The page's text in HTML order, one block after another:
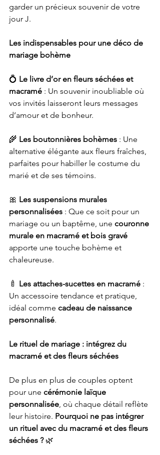
garder un précieux souvenir de votre
jour J.
Les indispensables pour une déco de
mariage bohème
💍 Le livre d’or en fleurs séchées et
macramé : Un souvenir inoubliable où
vos invités laisseront leurs messages
d’amour et de bonheur.
🌾 Les boutonnières bohèmes : Une
alternative élégante aux fleurs fraîches,
parfaites pour habiller le costume du
marié et de ses témoins.
🎀 Les suspensions murales
personnalisées : Que ce soit pour un
mariage ou un baptême, une couronne
murale en macramé et bois gravé
apporte une touche bohème et
chaleureuse.
🍼 Les attaches-sucettes en macramé :
Un accessoire tendance et pratique,
idéal comme cadeau de naissance
personnalisé.
Le rituel de mariage : intégrez du
macramé et des fleurs séchées
De plus en plus de couples optent
pour une cérémonie laïque
personnalisée , où chaque détail reflète
leur histoire. Pourquoi ne pas intégrer
un rituel avec du macramé et des fleurs
séchées ? 🌿